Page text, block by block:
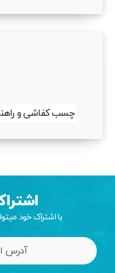
چسب کفاشی و
با اشتراک خود